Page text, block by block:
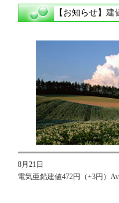
【お知らせ】 建
8月21日
電気亜鉛建値472円（+3円）